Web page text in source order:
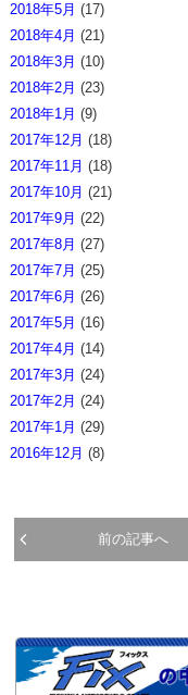
2018年5月 (17)
2018年4月 (21)
2018年3月 (10)
2018年2月 (23)
2018年1月 (9)
2017年12月 (18)
2017年11月 (18)
2017年10月 (21)
2017年9月 (22)
2017年8月 (27)
2017年7月 (25)
2017年6月 (26)
2017年5月 (16)
2017年4月 (14)
2017年3月 (24)
2017年2月 (24)
2017年1月 (29)
2016年12月 (8)
前の記事へ